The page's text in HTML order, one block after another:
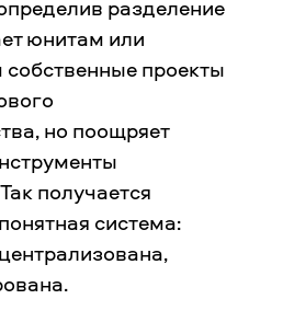
разделение
юнитам или
проекты
но поощряет
получается
система: